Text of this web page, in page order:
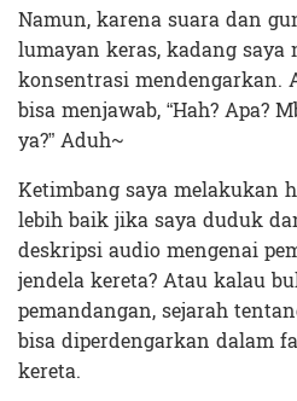
Namun, karena suara dan
lumayan keras, kadang saya
konsentrasi mendengarkan.
bisa menjawab, “Hah? Apa?
ya?” Aduh~
Ketimbang saya melakukan
lebih baik jika saya duduk
deskripsi audio mengenai
jendela kereta? Atau kalau
pemandangan, sejarah
bisa diperdengarkan dalam
kereta.